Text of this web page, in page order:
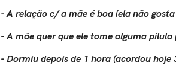
- A relação c/ a mãe é boa (ela não
- A mãe quer que ele tome alguma
- Dormiu depois de 1 hora (acordou hoje